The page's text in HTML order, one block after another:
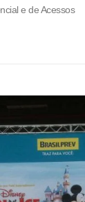
e de Acessos